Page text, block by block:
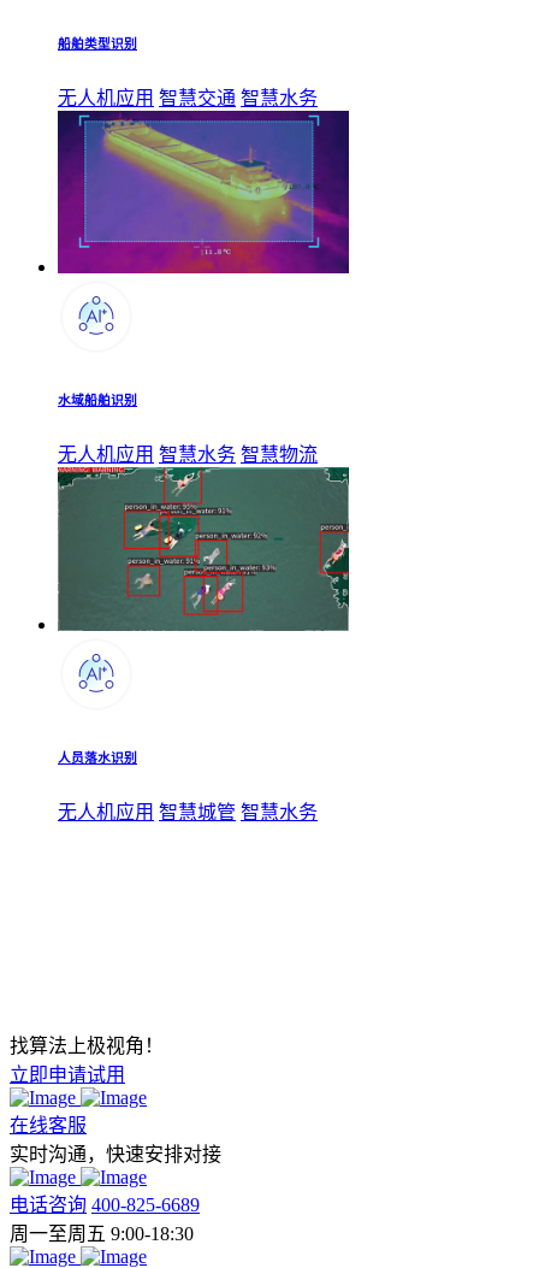
船舶类型识别
无人机应用 智慧交通 智慧水务
水域船舶识别
无人机应用 智慧水务 智慧物流
人员落水识别
无人机应用 智慧城管 智慧水务
找算法上极视角！
立即申请试用
在线客服
实时沟通，快速安排对接
电话咨询 400-825-6689
周一至周五 9:00-18:30